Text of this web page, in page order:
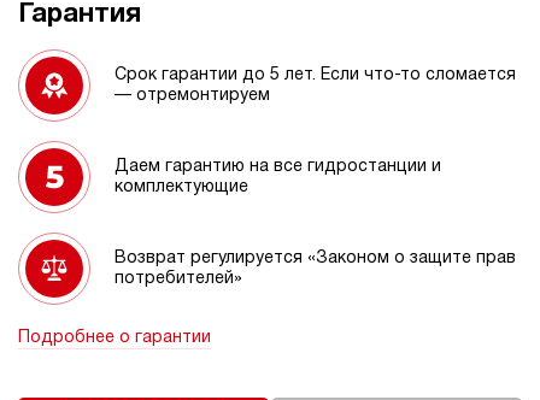
Гарантия
Срок гарантии до 5 лет. Если что-то сломается
— отремонтируем
Даем гарантию на все гидростанции и
комплектующие
Возврат регулируется «Законом о защите прав
потребителей»
Подробнее о гарантии